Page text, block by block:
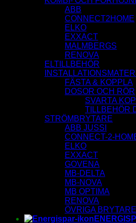
ABB
CONNECT2HOME
ELKO
EXXACT
MALMBERGS
RENOVA
ELTILLBEHÖR
FÄSTA & KOPPLA
DOSOR OCH RÖR
SVARTA
TILLBEHÖR
STRÖMBRYTARE
ABB JUSSI
CONNECT-2-
ELKO
EXXACT
GOVENA
MB-DELTA
MB-NOVA
MB OPTIMA
RENOVA
ÖVRIGA BRYTARE